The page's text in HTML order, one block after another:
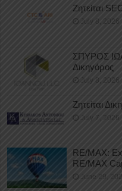
Ζητείται
July 8, 2026
ΣΠΥΡΟΣ
Δικηγόρος
July 8, 2026
Ζητείται
July 7, 2026
RE/MAX:
RE/MAX
June 29,